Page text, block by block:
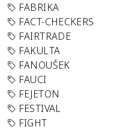
FABRIKA
FACT-CHECKERS
FAIRTRADE
FAKULTA
FANOUŠEK
FAUCI
FEJETON
FESTIVAL
FIGHT